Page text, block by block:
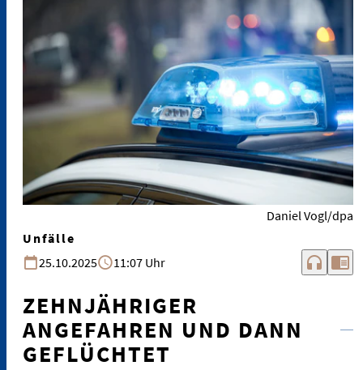
Daniel Vogl/dpa
Unfälle
25.10.2025
11:07 Uhr headphones chrome_reader_mode
ZEHNJÄHRIGER
ANGEFAHREN UND DANN
GEFLÜCHTET